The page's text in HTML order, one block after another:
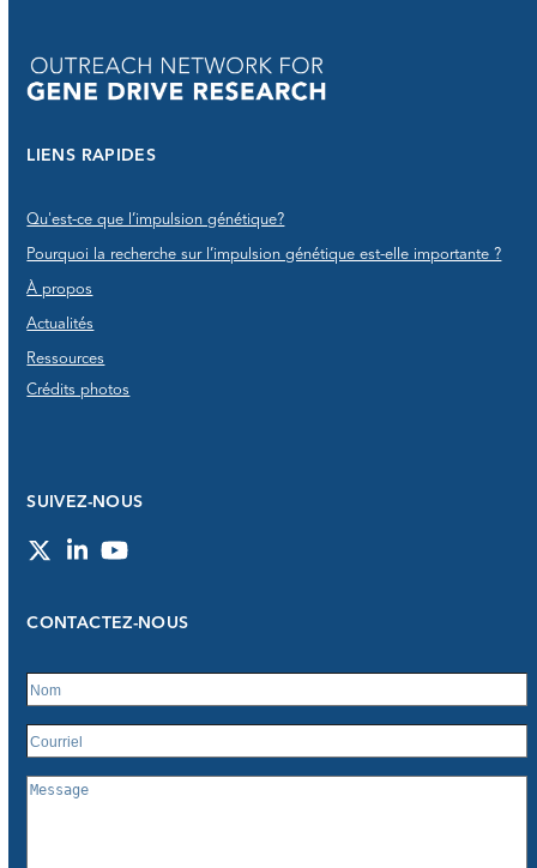
LIENS RAPIDES
Qu'est-ce que l’impulsion génétique?
Pourquoi la recherche sur l’impulsion génétique est-elle importante ?
À propos
Actualités
Ressources
Crédits photos
SUIVEZ-NOUS
TwitterLinkedInYouTube
CONTACTEZ-NOUS